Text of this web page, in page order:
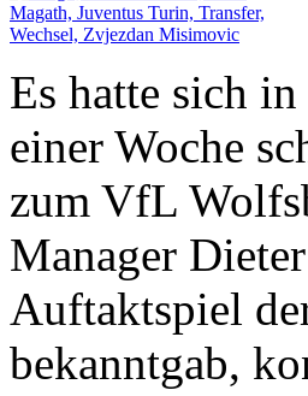
Es hatte sich
einer Woche
zum VfL
Manager
Auftaktspiel
bekanntgab,